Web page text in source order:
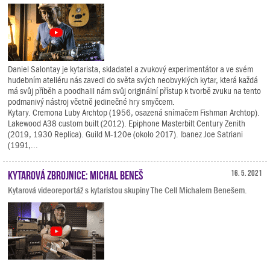
Daniel Salontay je kytarista, skladatel a zvukový experimentátor a ve svém
hudebním ateliéru nás zavedl do světa svých neobvyklých kytar, která každá
má svůj příběh a poodhalil nám svůj originální přístup k tvorbě zvuku na tento
podmanivý nástroj včetně jedinečné hry smyčcem.
Kytary. Cremona Luby Archtop (1956, osazená snímačem Fishman Archtop).
Lakewood A38 custom built (2012). Epiphone Masterbilt Century Zenith
(2019, 1930 Replica). Guild M-120e (okolo 2017). Ibanez Joe Satriani
(1991,...
16. 5. 2021
Kytarová zbrojnice: Michal Beneš
Kytarová videoreportáž s kytaristou skupiny The Cell Michalem Benešem.